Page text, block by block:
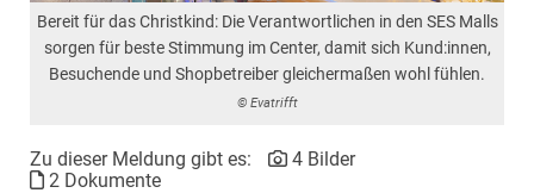
Bereit für das Christkind: Die Verantwortlichen in den SES Malls
sorgen für beste Stimmung im Center, damit sich Kund:innen,
Besuchende und Shopbetreiber gleichermaßen wohl fühlen.
© Evatrifft
Zu dieser Meldung gibt es:
4 Bilder
2 Dokumente